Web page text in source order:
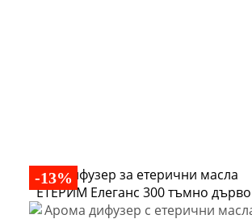
-13%